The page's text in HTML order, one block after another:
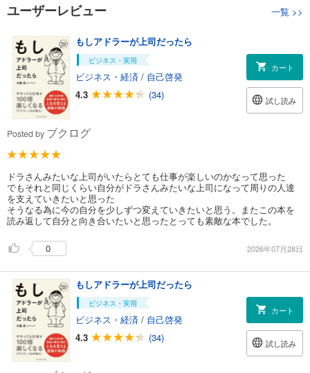
ユーザーレビュー 一覧 >>
もしアドラーが上司だったら
ビジネス・実用
ビジネス・経済 / 自己啓発
4.3
(34)
カート
試し読み
Posted by ブクログ
ドラさんみたいな上司がいたらとても仕事が楽しいのかなって思った
でもそれと同じくらい自分がドラさんみたいな上司になって周りの人達
を支えていきたいと思った
そうなる為に今の自分を少しずつ変えていきたいと思う。またこの本を
読み返して自分と向き合いたいと思ったとっても素敵な本でした。
0 2026年07月28日
もしアドラーが上司だったら
ビジネス・実用
ビジネス・経済 / 自己啓発
4.3
(34)
カート
試し読み